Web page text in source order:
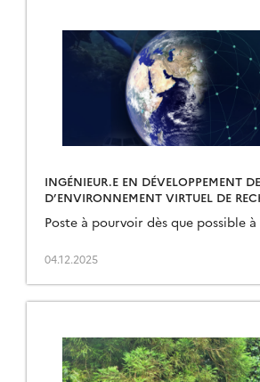
INGÉNIEUR.E EN DÉVELOPPEMENT
D’ENVIRONNEMENT VIRTUEL DE
Poste à pourvoir dès que possible
04.12.2025